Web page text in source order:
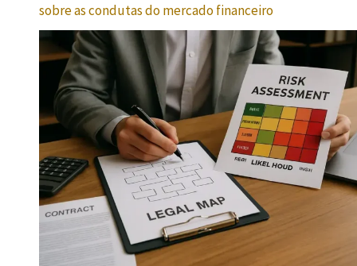
sobre as condutas do mercado financeiro